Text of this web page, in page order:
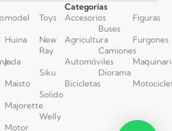
model
Huina
Jada
Maisto
Majorette
Motor
Toys
New
Ray
Siku
Solido
Welly
Categorías
Accesorios
Agricultura
Automóviles
Bicicletas
Buses
Camiones
Diorama
Figuras
Furgones